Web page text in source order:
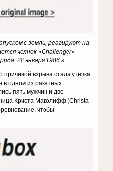
с земли, реагируют на
челнок «Challenger»
28 января 1986 г.
причиной взрыва стала утечка
в одном из ракетных
пять мужчин и две
Криста Маколифф (Christa
чтобы